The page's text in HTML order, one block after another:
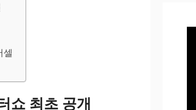
셀
쇼 최초 공개